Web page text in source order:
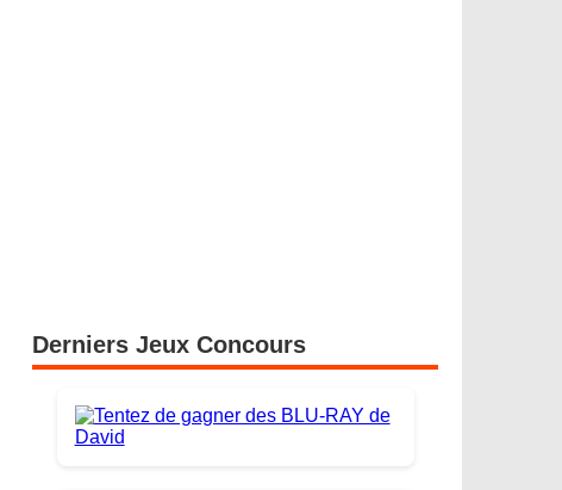
Derniers Jeux Concours